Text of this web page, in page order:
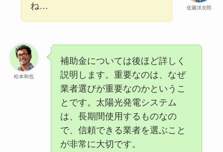
佐藤洋次郎
ね…
松本和也
補助金については後ほど詳しく
説明します。重要なのは、なぜ
業者選びが重要なのかというこ
とです。太陽光発電システム
は、長期間使用するものなの
で、信頼できる業者を選ぶこと
が非常に大切です。